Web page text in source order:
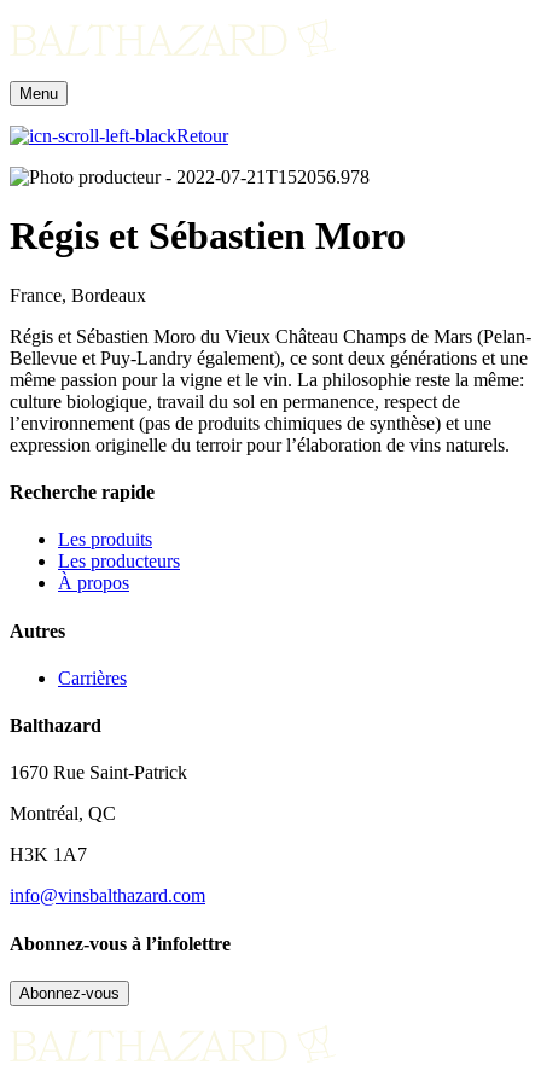
Menu
Retour
Régis et Sébastien Moro
France, Bordeaux
Régis et Sébastien Moro du Vieux Château Champs de Mars (Pelan-
Bellevue et Puy-Landry également), ce sont deux générations et une
même passion pour la vigne et le vin. La philosophie reste la même:
culture biologique, travail du sol en permanence, respect de
l’environnement (pas de produits chimiques de synthèse) et une
expression originelle du terroir pour l’élaboration de vins naturels.
Recherche rapide
Les produits
Les producteurs
À propos
Autres
Carrières
Balthazard
1670 Rue Saint-Patrick
Montréal, QC
H3K 1A7
info@vinsbalthazard.com
Abonnez-vous à l’infolettre
Abonnez-vous